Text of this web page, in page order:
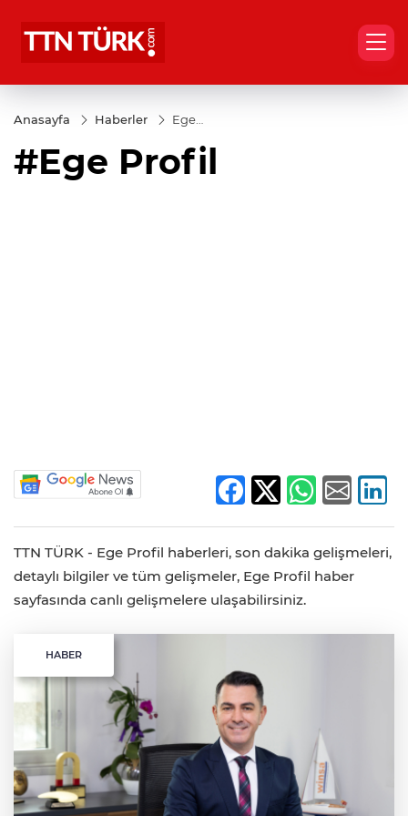
Anasayfa Haberler
Ege
#Ege Profil
TTN TÜRK - Ege Profil haberleri, son dakika gelişmeleri,
detaylı bilgiler ve tüm gelişmeler, Ege Profil haber
sayfasında canlı gelişmelere ulaşabilirsiniz.
HABER